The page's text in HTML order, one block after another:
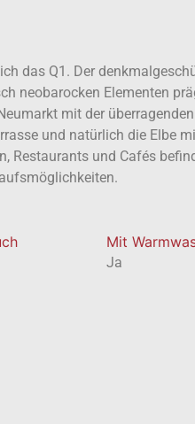
das Q1. Der
neobarocken Elementen
mit der
und natürlich die Elbe
Restaurants und Cafés
Mit
Ja